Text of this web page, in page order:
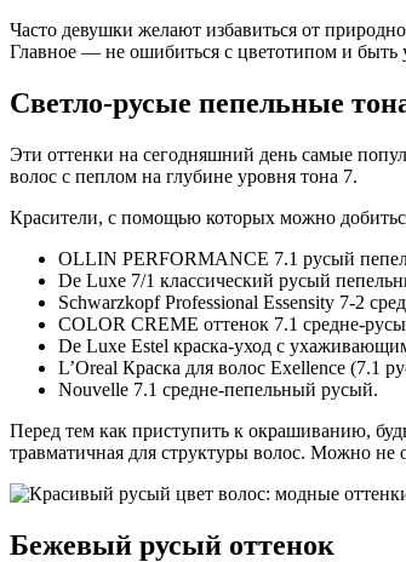
Часто девушки желают избавиться от
Главное — не ошибиться с цветотипом и быть
Светло-русые пепельные
Эти оттенки на сегодняшний день самые
волос с пеплом на глубине уровня тона 7.
Красители, с помощью которых можно
OLLIN PERFORMANCE 7.1 русый
De Luxe 7/1 классический русый
Schwarzkopf Professional Essensity 7-2
COLOR CREME оттенок 7.1 средне-
De Luxe Estel краска-уход с
L’Oreal Краска для волос Exellence (7.1
Nouvelle 7.1 средне-пепельный русый.
Перед тем как приступить к окрашиванию,
травматичная для структуры волос. Можно не
Бежевый русый оттенок